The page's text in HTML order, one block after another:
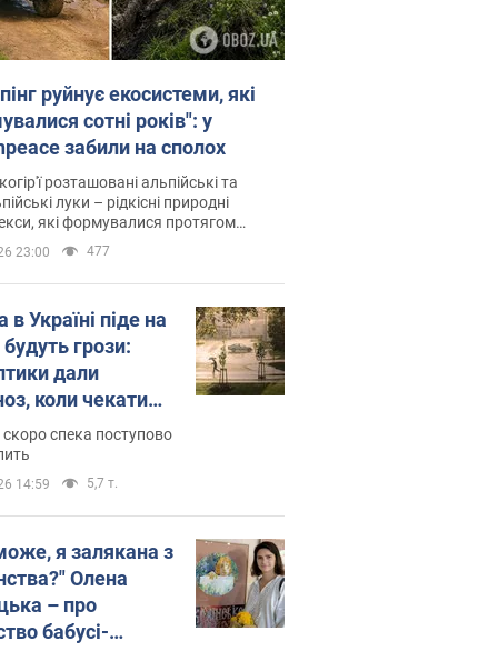
руйнує екосистеми, які
сотні років": у
забили на сполох
розташовані альпійські та
луки – рідкісні природні
які формувалися протягом
23:00 477
в Україні піде на
грози:
дали
коли чекати
погоди
скоро спека поступово
14:59 5,7 т.
я залякана з
Олена
– про
бабусі-